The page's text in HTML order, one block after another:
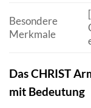
Besondere
Merkmale
Das CHRIST
mit Bedeutung